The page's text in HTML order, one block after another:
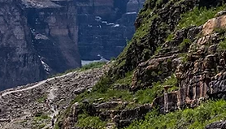
avec la